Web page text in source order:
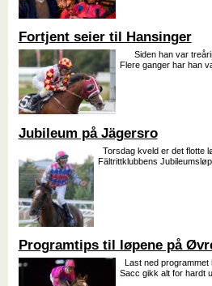
Fortjent seier til Hansinger
Siden han var
Flere ganger har han
Jubileum på Jägersro
Torsdag kveld er det flotte
Fältrittklubbens
Programtips til løpene på
Last ned
Sacc gikk alt for hardt